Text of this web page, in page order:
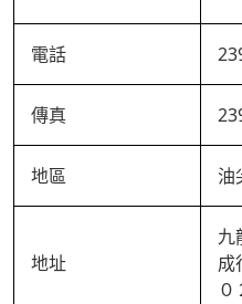
電話
傳真
地區 油
地址
九
成
０